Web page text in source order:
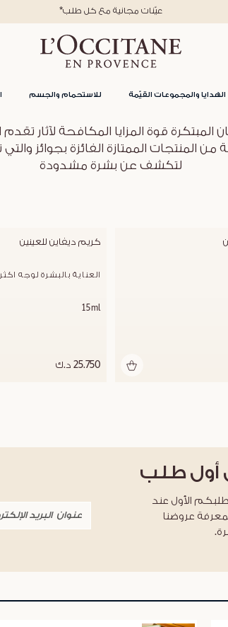
الهدايا والمجموعات القيّمة للاستحمام والجسم
*عيّنات مجانية مع كل طلب
المبتكرة قوة المزايا المكافحة
المنتجات الممتازة الفائزة بجوائز والتي
لتكشف عن بشرة مشدودة
كريم ديفاين للعينين
العناية بالبشرة لوجه
15ml
25.750 د.ك
أول طلب
خصم %10 على طلبكم الأول عند
لمعرفة عروضنا